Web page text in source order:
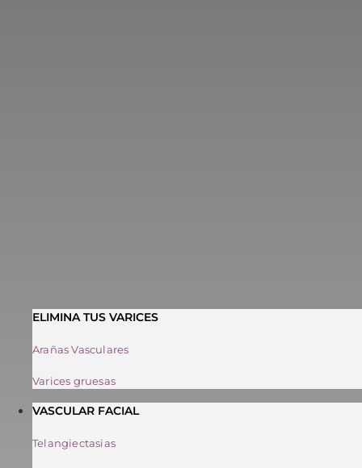
ELIMINA TUS VARICES
Arañas Vasculares
Varices gruesas
VASCULAR FACIAL
Telangiectasias